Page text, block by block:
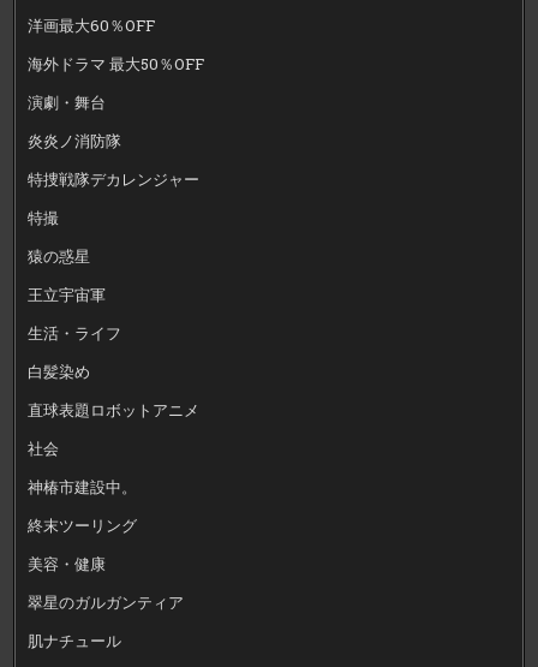
洋画最大60％OFF
海外ドラマ 最大50％OFF
演劇・舞台
炎炎ノ消防隊
特捜戦隊デカレンジャー
特撮
猿の惑星
王立宇宙軍
生活・ライフ
白髪染め
直球表題ロボットアニメ
社会
神椿市建設中。
終末ツーリング
美容・健康
翠星のガルガンティア
肌ナチュール